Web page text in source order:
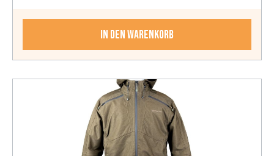
In den Warenkorb